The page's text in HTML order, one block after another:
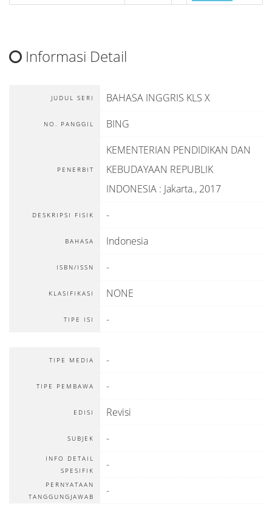
Informasi Detail
JUDUL SERI BAHASA INGGRIS KLS X
NO. PANGGIL BING
PENERBIT
KEMENTERIAN PENDIDIKAN DAN
KEBUDAYAAN REPUBLIK
INDONESIA : Jakarta., 2017
DESKRIPSI FISIK -
BAHASA Indonesia
ISBN/ISSN -
KLASIFIKASI NONE
TIPE ISI -
TIPE MEDIA -
TIPE PEMBAWA -
EDISI Revisi
SUBJEK -
INFO DETAIL
SPESIFIK
-
PERNYATAAN
TANGGUNGJAWAB
-